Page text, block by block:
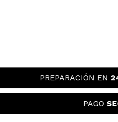
PREPARACIÓN EN
PAGO